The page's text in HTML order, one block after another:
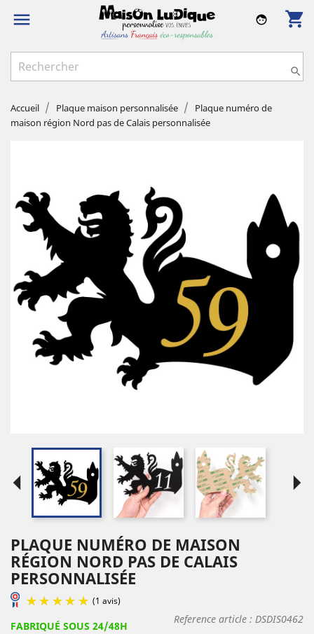
 shopping_cart
face

Accueil Plaque maison personnalisée
Plaque numéro de
maison région Nord pas de Calais personnalisée
arrow_left arrow_right
PLAQUE NUMÉRO DE MAISON
RÉGION NORD PAS DE CALAIS
PERSONNALISÉE
FABRIQUÉ SOUS 24/48H
Reference article : DSDIS0462